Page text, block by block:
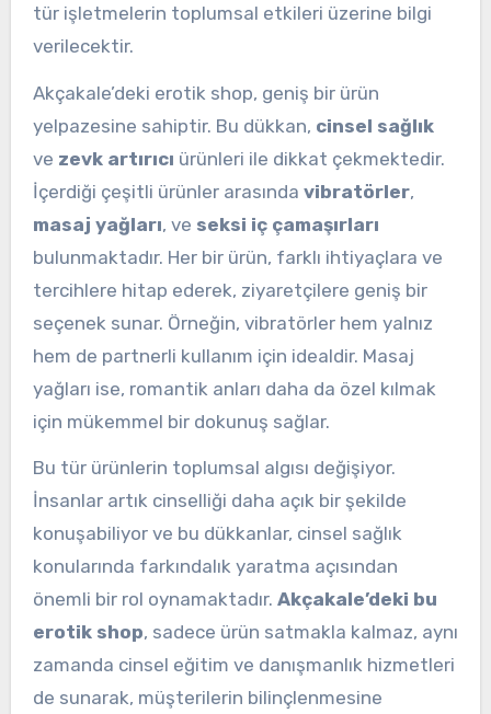
tür işletmelerin toplumsal etkileri üzerine bilgi
verilecektir.
Akçakale’deki erotik shop, geniş bir ürün
yelpazesine sahiptir. Bu dükkan, cinsel sağlık
ve zevk artırıcı ürünleri ile dikkat çekmektedir.
İçerdiği çeşitli ürünler arasında vibratörler,
masaj yağları, ve seksi iç çamaşırları
bulunmaktadır. Her bir ürün, farklı ihtiyaçlara ve
tercihlere hitap ederek, ziyaretçilere geniş bir
seçenek sunar. Örneğin, vibratörler hem yalnız
hem de partnerli kullanım için idealdir. Masaj
yağları ise, romantik anları daha da özel kılmak
için mükemmel bir dokunuş sağlar.
Bu tür ürünlerin toplumsal algısı değişiyor.
İnsanlar artık cinselliği daha açık bir şekilde
konuşabiliyor ve bu dükkanlar, cinsel sağlık
konularında farkındalık yaratma açısından
önemli bir rol oynamaktadır. Akçakale’deki bu
erotik shop, sadece ürün satmakla kalmaz, aynı
zamanda cinsel eğitim ve danışmanlık hizmetleri
de sunarak, müşterilerin bilinçlenmesine